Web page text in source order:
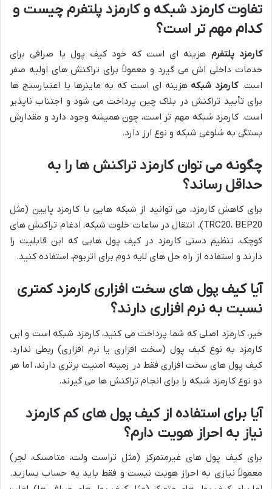
تفاوت کارمزد شبکه و کارمزد پلتفرم چیست و
کدام مهم تر است؟
کارمزد پلتفرم هزینه ای است که خود کیف پول یا صرافی برای
خدمات داخلی اش می گیرد و معمولاً برای تراکنش های اولیه صفر
است.کارمزد شبکه هزینه ای است که به ماینرها یا اعتبارسنج ها
برای تأیید تراکنش در بلاک چین پرداخت می شود و اجتناب ناپذیر
است. کارمزد شبکه مهم تر است، چون همیشه وجود دارد و مقدارش
بستگی به شلوغی شبکه و نوع ارز دارد.
چگونه می توان کارمزد تراکنش ها را به
حداقل رساند؟
برای کاهش کارمزد، می توانید از شبکه هایی با کارمزد پایین (مثل
TRC20، BEP20)، انتقال در ساعات خلوت شبکه، ادغام تراکنش های
کوچک، تنظیم دستی کارمزد در کیف پول هایی که این قابلیت را
دارند و استفاده از راه حل های لایه دوم برای اتریوم، استفاده کنید.
آیا کیف پول های سخت افزاری کارمزد کمتری
نسبت به نرم افزاری دارند؟
خیر، کارمزد اصلی که شما پرداخت می کنید، کارمزد شبکه است و این
کارمزد به نوع کیف پول (سخت افزاری یا نرم افزاری) ربطی ندارد.
کیف پول های سخت افزاری فقط در زمینه امنیت برتری دارند، اما هر
دو نوع کارمزد شبکه را برای انجام تراکنش ها می گیرند.
آیا برای استفاده از کیف پول های کم کارمزد
نیاز به احراز هویت دارم؟
برای کیف پول های غیرمتمرکز (مثل تراست ولت، متامسک، لجر)
معمولاً نیازی به احراز هویت نیست و فقط باید یه حساب بسازید.